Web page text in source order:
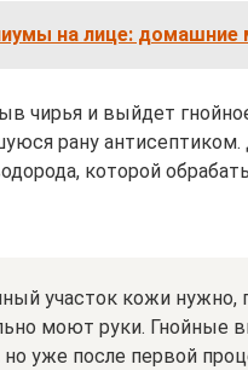
на лице: домашние
чирья и выйдет
рану
которой
участок кожи нужно,
моют руки. Гнойные
уже после первой